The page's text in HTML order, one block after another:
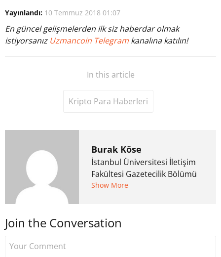
Yayınlandı: 10 Temmuz 2018 01:07
En güncel gelişmelerden ilk siz haberdar olmak
istiyorsanız Uzmancoin Telegram kanalına katılın!
In this article
Kripto Para Haberleri
Burak Köse
İstanbul Üniversitesi İletişim
Fakültesi Gazetecilik Bölümü
mezunu. 6 yıl ana akım
kurdu. 2017'nin Mayıs ayından
Show More
Join the Conversation